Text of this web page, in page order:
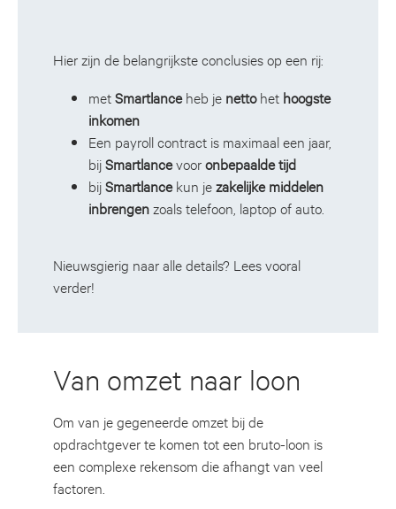
Hier zijn de belangrijkste conclusies op een rij:
metSmartlanceheb je nettohet hoogste
inkomen
Een payroll contract is maximaal een jaar,
bijSmartlancevooronbepaalde tijd
bijSmartlancekun jezakelijke middelen
inbrengenzoals telefoon, laptop of auto.
Nieuwsgierig naar alle details? Lees vooral
verder!
Van omzet naar loon
Om van je gegeneerde omzet bij de
opdrachtgever te komen tot een bruto-loon is
een complexe rekensom die afhangt van veel
factoren.